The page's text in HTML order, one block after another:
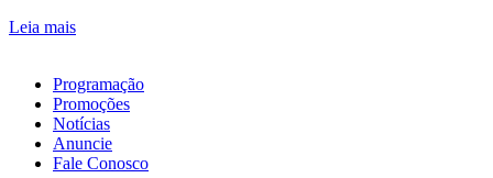
Leia mais
Programação
Promoções
Notícias
Anuncie
Fale Conosco